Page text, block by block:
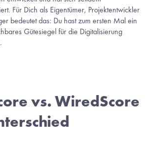
Für Dich als Eigentümer, Projektentwickler
bedeutet das: Du hast zum ersten Mal ein
Gütesiegel für die Digitalisierung
vs. WiredScore